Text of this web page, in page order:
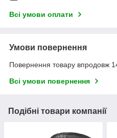
Всі умови оплати
Умови повернення
Повернення товару впродовж
Всі умови повернення
Подібні товари компанії